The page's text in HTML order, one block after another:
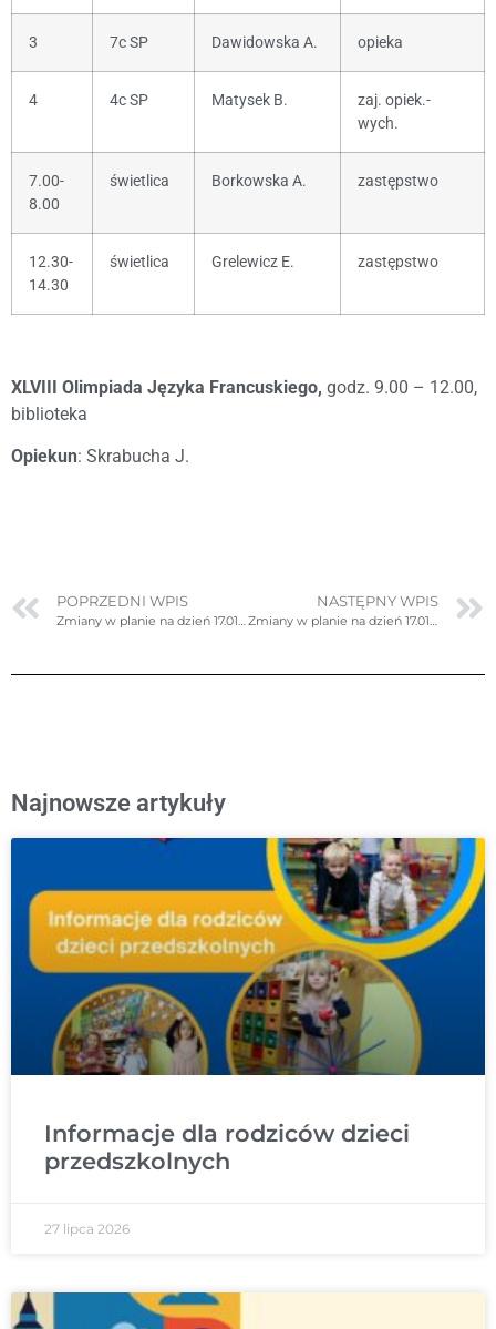
3 7c SP Dawidowska A. opieka
4 4c SP Matysek B.
zaj. opiek.-
wych.
7.00-
8.00
świetlica Borkowska A. zastępstwo
12.30-
14.30
świetlica Grelewicz E. zastępstwo
XLVIII Olimpiada Języka Francuskiego, godz. 9.00 – 12.00,
biblioteka
Opiekun: Skrabucha J.
POPRZEDNI WPIS
Zmiany w planie na dzień 17.01.2025r. (piątek)
NASTĘPNY WPIS
Zmiany w planie na dzień 17.01.2025r. (piątek) – ponownie poprawione
Najnowsze artykuły
Informacje dla rodziców dzieci
przedszkolnych
27 lipca 2026